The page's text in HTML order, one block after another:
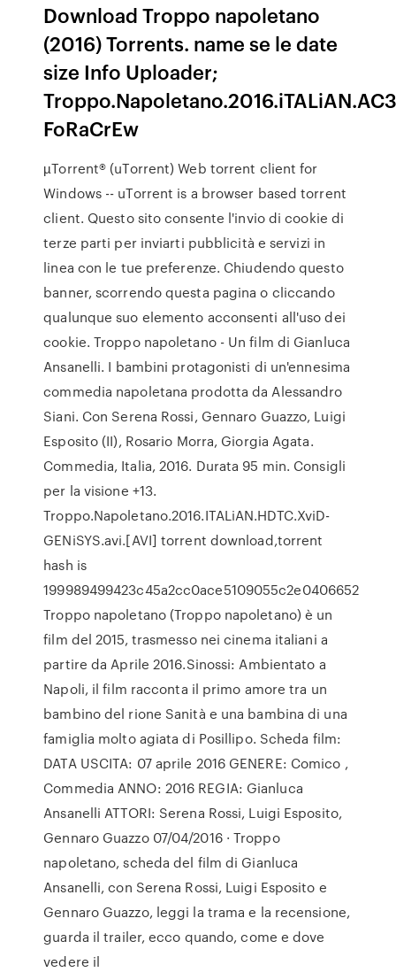
Download Troppo napoletano
(2016) Torrents. name se le date
size Info Uploader;
FoRaCrEw
µTorrent® (uTorrent) Web torrent client for
Windows -- uTorrent is a browser based torrent
client. Questo sito consente l'invio di cookie di
terze parti per inviarti pubblicità e servizi in
linea con le tue preferenze. Chiudendo questo
banner, scorrendo questa pagina o cliccando
qualunque suo elemento acconsenti all'uso dei
cookie. Troppo napoletano - Un film di Gianluca
Ansanelli. I bambini protagonisti di un'ennesima
commedia napoletana prodotta da Alessandro
Siani. Con Serena Rossi, Gennaro Guazzo, Luigi
Esposito (II), Rosario Morra, Giorgia Agata.
Commedia, Italia, 2016. Durata 95 min. Consigli
per la visione +13.
Troppo.Napoletano.2016.ITALiAN.HDTC.XviD-
GENiSYS.avi.[AVI] torrent download,torrent
hash is
199989499423c45a2cc0ace5109055c2e0406652
Troppo napoletano (Troppo napoletano) è un
film del 2015, trasmesso nei cinema italiani a
partire da Aprile 2016.Sinossi: Ambientato a
Napoli, il film racconta il primo amore tra un
bambino del rione Sanità e una bambina di una
famiglia molto agiata di Posillipo. Scheda film:
DATA USCITA: 07 aprile 2016 GENERE: Comico ,
Commedia ANNO: 2016 REGIA: Gianluca
Ansanelli ATTORI: Serena Rossi, Luigi Esposito,
Gennaro Guazzo 07/04/2016 · Troppo
napoletano, scheda del film di Gianluca
Ansanelli, con Serena Rossi, Luigi Esposito e
Gennaro Guazzo, leggi la trama e la recensione,
guarda il trailer, ecco quando, come e dove
vedere il